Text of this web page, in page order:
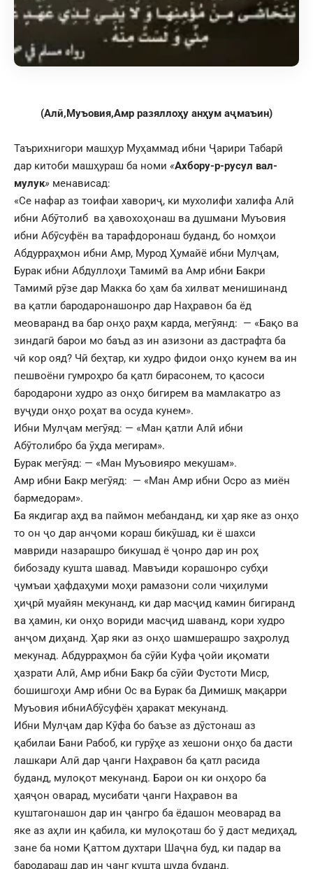
(Алӣ,Муъовия,Амр разяллоҳу анҳум аҷмаъин)
Таърихнигори машҳур Муҳаммад ибни Ҷарири Табарӣ
дар китоби машҳураш ба номи «Ахбору-р-русул вал-
мулук» менависад:
«Се нафар аз тоифаи хавориҷ, ки мухолифи халифа Алӣ
ибни Абӯтолиб ва ҳавохоҳонаш ва душмани Муъовия
ибни Абӯсуфён ва тарафдоронаш буданд, бо номҳои
Абдурраҳмон ибни Амр, Мурод Ҳумайё ибни Мулҷам,
Бурак ибни Абдуллоҳи Тамимӣ ва Амр ибни Бакри
Тамимӣ рӯзе дар Макка бо ҳам ба хилват менишинанд
ва қатли бародаронашонро дар Наҳравон ба ёд
меоваранд ва бар онҳо раҳм карда, мегӯянд: — «Бақо ва
зиндагӣ барои мо баъд аз ин азизони аз дастрафта ба
чӣ кор ояд? Чӣ беҳтар, ки худро фидои онҳо кунем ва ин
пешвоёни гумроҳро ба қатл бирасонем, то қасоси
бародарони худро аз онҳо бигирем ва мамлакатро аз
вуҷуди онҳо роҳат ва осуда кунем».
Ибни Мулҷам мегӯяд: — «Ман қатли Алӣ ибни
Абӯтолибро ба ӯҳда мегирам».
Бурак мегӯяд: — «Ман Муъовияро мекушам».
Амр ибни Бакр мегӯяд: — «Ман Амр ибни Осро аз миён
бармедорам».
Ба якдигар аҳд ва паймон мебанданд, ки ҳар яке аз онҳо
то он ҷо дар анҷоми кораш бикӯшад, ки ё шахси
мавриди назарашро бикушад ё ҷонро дар ин роҳ
бибозаду кушта шавад. Мавъиди корашонро субҳи
ҷумъаи ҳафдаҳуми моҳи рамазони соли чиҳилуми
ҳиҷрӣ муайян мекунанд, ки дар масҷид камин бигиранд
ва ҳамин, ки онҳо вориди масҷид шаванд, кори худро
анҷом диҳанд. Ҳар яки аз онҳо шамшерашро заҳролуд
мекунад. Абдурраҳмон ба сӯйи Куфа ҷойи иқомати
ҳазрати Алӣ, Амр ибни Бакр ба сӯйи Фустоти Миср,
бошишгоҳи Амр ибни Ос ва Бурак ба Димишқ мақарри
Муъовия ибниАбӯсуфён ҳаракат мекунанд.
Ибни Мулҷам дар Кӯфа бо баъзе аз дӯстонаш аз
қабилаи Бани Рабоб, ки гурӯҳе аз хешони онҳо ба дасти
лашкари Алӣ дар ҷанги Наҳравон ба қатл расида
буданд, мулоқот мекунанд. Барои он ки онҳоро ба
ҳаяҷон оварад, мусибати ҷанги Наҳравон ва
куштагонашон дар ин ҷангро ба ёдашон меоварад ва
яке аз аҳли ин қабила, ки мулоқоташ бо ӯ даст медиҳад,
зане ба номи Қаттом духтари Шаҷна буд, ки падар ва
бародараш дар ин ҷанг кушта шуда буданд.